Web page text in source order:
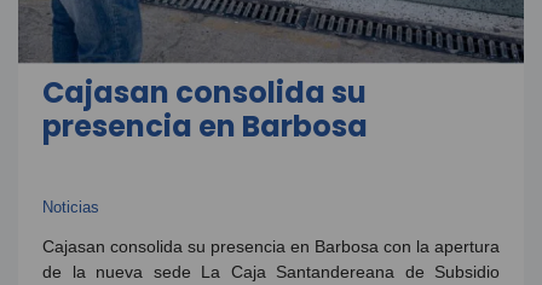
Cajasan consolida su
presencia en Barbosa
Noticias
Cajasan consolida su presencia en Barbosa con la apertura
de la nueva sede La Caja Santandereana de Subsidio